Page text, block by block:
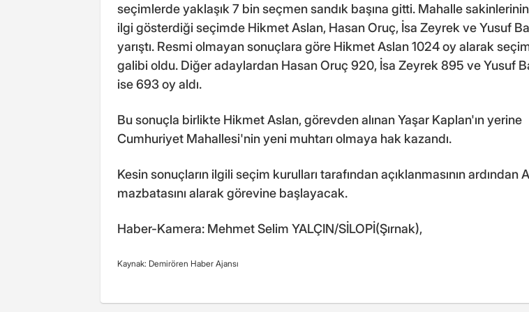
seçimlerde yaklaşık 7 bin seçmen sandık başına gitti. Mahalle
ilgi gösterdiği seçimde Hikmet Aslan, Hasan Oruç, İsa Zeyrek ve Yusuf
yarıştı. Resmi olmayan sonuçlara göre Hikmet Aslan 1024 oy alarak
galibi oldu. Diğer adaylardan Hasan Oruç 920, İsa Zeyrek 895 ve Yusuf
ise 693 oy aldı.
Bu sonuçla birlikte Hikmet Aslan, görevden alınan Yaşar Kaplan'ın yerine
Cumhuriyet Mahallesi'nin yeni muhtarı olmaya hak kazandı.
Kesin sonuçların ilgili seçim kurulları tarafından açıklanmasının ardından
mazbatasını alarak görevine başlayacak.
Haber-Kamera: Mehmet Selim YALÇIN/SİLOPİ(Şırnak),
Kaynak: Demirören Haber Ajansı